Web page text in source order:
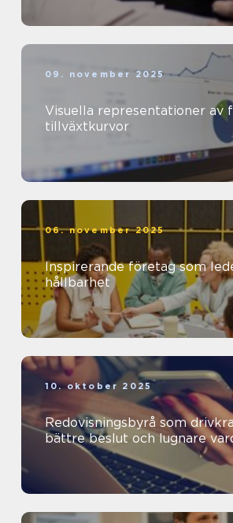
09. november 2025
Visuella representationer av
tillväxtkurvor
06. november 2025
Inspirerande företag som
hållbarhet
10. oktober 2025
Redovisningsbyrå som
bättre beslut och lugnare